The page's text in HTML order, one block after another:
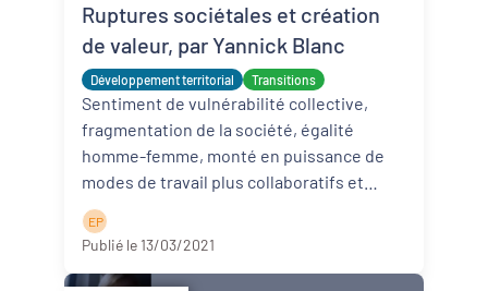
Développement territorial Transitions
Ruptures sociétales et création
de valeur, par Yannick Blanc
Sentiment de vulnérabilité collective,
fragmentation de la société, égalité
homme-femme, monté en puissance de
modes de travail plus collaboratifs et
Lire la suite
E P
Publié le 13/03/2021